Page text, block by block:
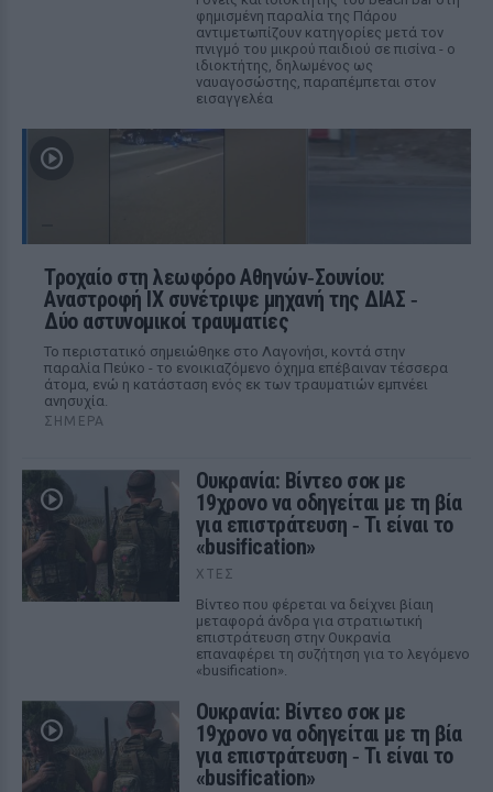
φημισμένη παραλία της Πάρου
αντιμετωπίζουν κατηγορίες μετά τον
πνιγμό του μικρού παιδιού σε πισίνα - ο
ιδιοκτήτης, δηλωμένος ως
ναυαγοσώστης, παραπέμπεται στον
εισαγγελέα
Τροχαίο στη λεωφόρο Αθηνών‑Σουνίου:
Αναστροφή ΙΧ συνέτριψε μηχανή της ΔΙΑΣ ‑
Δύο αστυνομικοί τραυματίες
Το περιστατικό σημειώθηκε στο Λαγονήσι, κοντά στην
παραλία Πεύκο - το ενοικιαζόμενο όχημα επέβαιναν τέσσερα
άτομα, ενώ η κατάσταση ενός εκ των τραυματιών εμπνέει
ανησυχία.
ΣΉΜΕΡΑ
Ουκρανία: Βίντεο σοκ με
19χρονο να οδηγείται με τη βία
για επιστράτευση ‑ Τι είναι το
«busification»
ΧΤΕΣ
Βίντεο που φέρεται να δείχνει βίαιη
μεταφορά άνδρα για στρατιωτική
επιστράτευση στην Ουκρανία
επαναφέρει τη συζήτηση για το λεγόμενο
«busification».
Ουκρανία: Βίντεο σοκ με
19χρονο να οδηγείται με τη βία
για επιστράτευση ‑ Τι είναι το
«busification»